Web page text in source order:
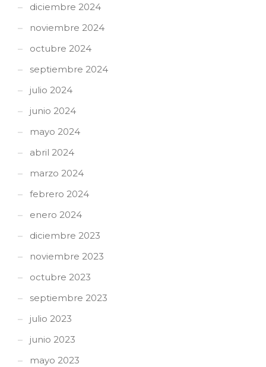
diciembre 2024
noviembre 2024
octubre 2024
septiembre 2024
julio 2024
junio 2024
mayo 2024
abril 2024
marzo 2024
febrero 2024
enero 2024
diciembre 2023
noviembre 2023
octubre 2023
septiembre 2023
julio 2023
junio 2023
mayo 2023